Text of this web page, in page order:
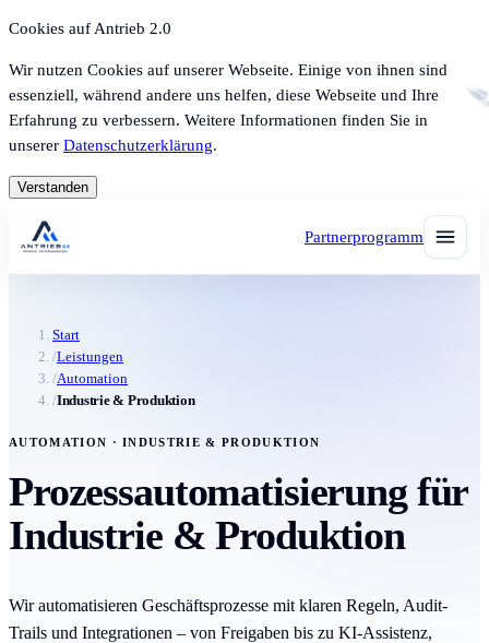
Cookies auf Antrieb 2.0
Wir nutzen Cookies auf unserer Webseite. Einige von ihnen sind
essenziell, während andere uns helfen, diese Webseite und Ihre
Erfahrung zu verbessern. Weitere Informationen finden Sie in
unserer Datenschutzerklärung.
Verstanden
Partnerprogramm
Start
/Leistungen
/Automation
/Industrie & Produktion
AUTOMATION · INDUSTRIE & PRODUKTION
Prozessautomatisierung für
Industrie & Produktion
Wir automatisieren Geschäftsprozesse mit klaren Regeln, Audit-
Trails und Integrationen – von Freigaben bis zu KI-Assistenz,